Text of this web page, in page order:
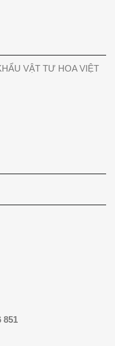
VẬT TƯ HOA VIỆT
851